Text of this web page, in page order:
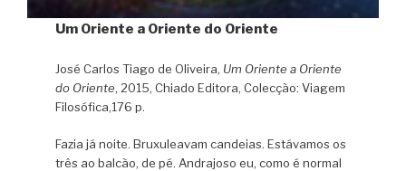
Um Oriente a Oriente do Oriente
José Carlos Tiago de Oliveira, Um Oriente a Oriente
do Oriente, 2015, Chiado Editora, Colecção: Viagem
Filosófica,176 p.
Fazia já noite. Bruxuleavam candeias. Estávamos os
três ao balcão, de pé. Andrajoso eu, como é normal